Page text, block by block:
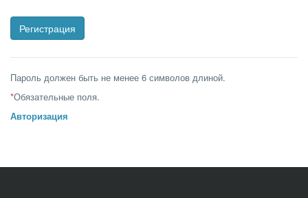
Пароль должен быть не менее 6 символов длиной.
*Обязательные поля.
Авторизация